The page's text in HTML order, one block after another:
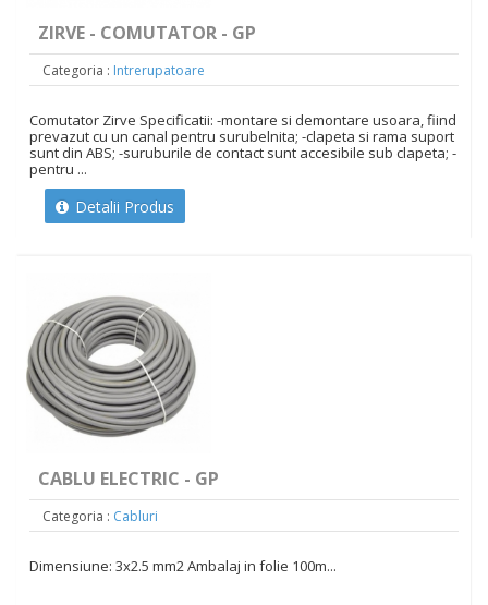
ZIRVE - COMUTATOR - GP
Categoria : Intrerupatoare
Comutator Zirve Specificatii: -montare si demontare usoara, fiind
prevazut cu un canal pentru surubelnita; -clapeta si rama suport
sunt din ABS; -suruburile de contact sunt accesibile sub clapeta; -
pentru ...
Detalii Produs
CABLU ELECTRIC - GP
Categoria : Cabluri
Dimensiune: 3x2.5 mm2 Ambalaj in folie 100m...